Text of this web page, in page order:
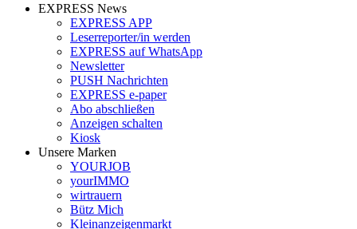
EXPRESS News
EXPRESS APP
Leserreporter/in werden
EXPRESS auf WhatsApp
Newsletter
PUSH Nachrichten
EXPRESS e-paper
Abo abschließen
Anzeigen schalten
Kiosk
Unsere Marken
YOURJOB
yourIMMO
wirtrauern
Bütz Mich
Kleinanzeigenmarkt